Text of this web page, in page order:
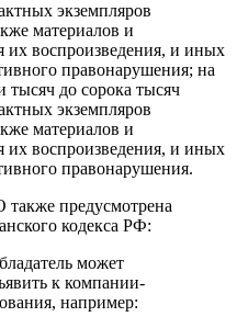
экземпляров
материалов и
их воспроизведения, и иных
правонарушения; на
до сорока тысяч
экземпляров
материалов и
их воспроизведения, и иных
правонарушения.
также предусмотрена
кодекса РФ:
может
к компании-
например: